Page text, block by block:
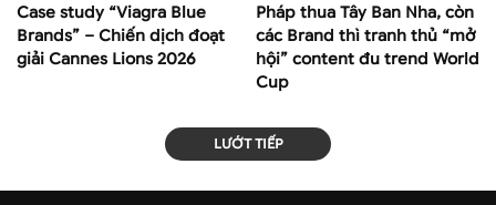
Case study “Viagra Blue
Brands” – Chiến dịch đoạt
giải Cannes Lions 2026
Pháp thua Tây Ban Nha, còn
các Brand thì tranh thủ “mở
hội” content đu trend World
Cup
LƯỚT TIẾP